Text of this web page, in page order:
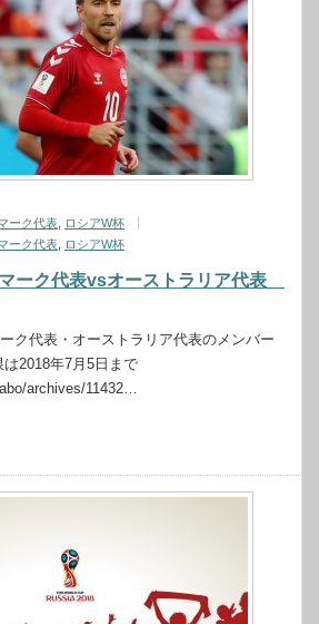
ーク代表
ロシアW杯
ーク代表 ロシアW杯
ーク代表vsオーストラリア代表
ク代表・オーストラリア代表のメンバー
2018年7月5日まで
archives/11432…